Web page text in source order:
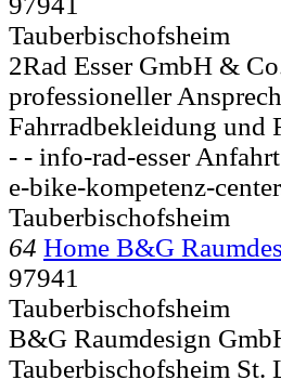
Tauberbischofsheim
2Rad Esser GmbH &
professioneller
Fahrradbekleidung und
- - info-rad-esser
e-bike-kompetenz-
Tauberbischofsheim
64 Home B&G
97941
Tauberbischofsheim
B&G Raumdesign
Tauberbischofsheim St.